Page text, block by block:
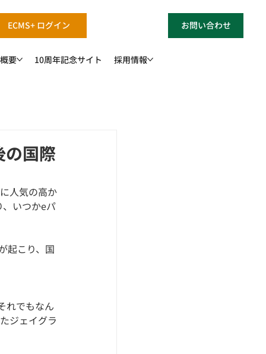
ECMS+ ログイン お問い合わせ
要 10周年記念サイト 採用情報
の国際
人気の高か
いつかeパ
起こり、国
れでもなん
ジェイグラ